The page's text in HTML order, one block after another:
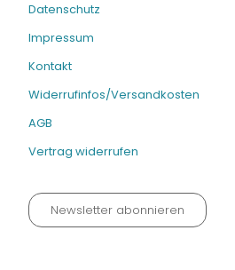
Datenschutz
Impressum
Kontakt
Widerrufinfos/Versandkosten
AGB
Vertrag widerrufen
Newsletter abonnieren